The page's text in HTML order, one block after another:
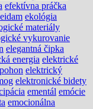
efektívna práčka
eidam ekológia
materiály
vykurovanie
elegantná čipka
energia elektrické
elektrický
elektronické bidety
ementál emócie
emocionálna